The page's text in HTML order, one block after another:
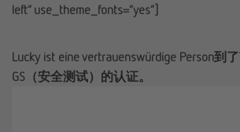
left” use_theme_fonts=”yes”]
Lucky ist eine vertrauenswürdige Person到
GS（安全测试）的认证。